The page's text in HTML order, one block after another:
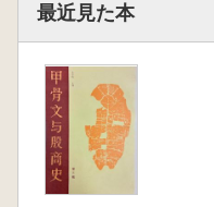
最近見た本